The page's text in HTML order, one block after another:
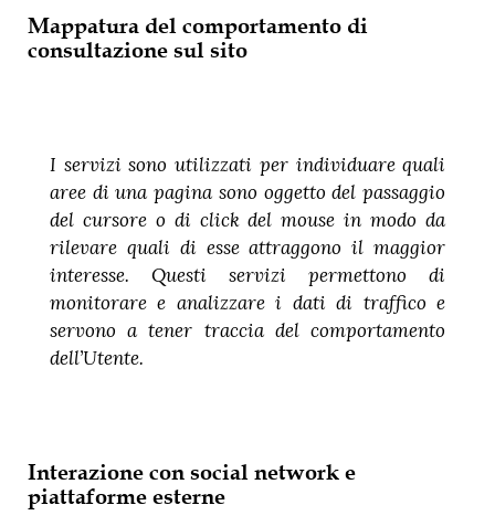
Mappatura del comportamento di
consultazione sul sito
I servizi sono utilizzati per individuare quali
aree di una pagina sono oggetto del passaggio
del cursore o di click del mouse in modo da
rilevare quali di esse attraggono il maggior
interesse. Questi servizi permettono di
monitorare e analizzare i dati di traffico e
servono a tener traccia del comportamento
dell’Utente.
Interazione con social network e
piattaforme esterne